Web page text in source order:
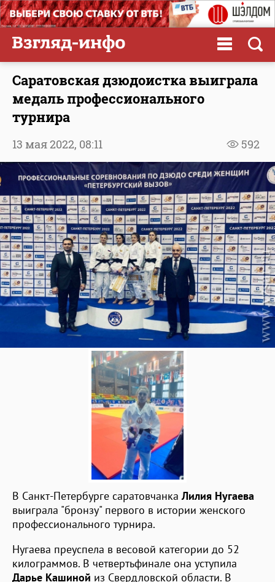
Саратовская дзюдоистка выиграла
медаль профессионального
турнира
592
13 мая 2022, 08:11
В Санкт-Петербурге саратовчанкаЛилия Нугаева
выиграла "бронзу" первого в истории женского
профессионального турнира.
Нугаева преуспела в весовой категории до 52
килограммов. В четвертьфинале она уступила
Дарье Кашиной из Свердловской области. В